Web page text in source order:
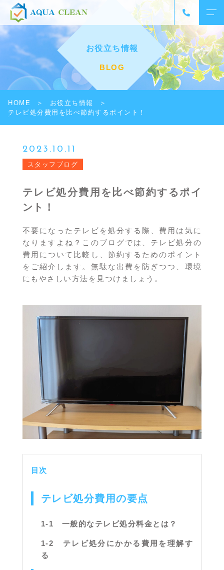
お役立ち情報
BLOG
HOME
お役立ち情報
テレビ処分費用を比べ節約するポイント！
2023.10.11
スタッフブログ
テレビ処分費用を比べ節約するポイ
ント！
不要になったテレビを処分する際、費用は気に
なりますよね？このブログでは、テレビ処分の
費用について比較し、節約するためのポイント
をご紹介します。無駄な出費を防ぎつつ、環境
にもやさしい方法を見つけましょう。
目次
テレビ処分費用の要点
1-1 一般的なテレビ処分料金とは？
1-2 テレビ処分にかかる費用を理解す
る